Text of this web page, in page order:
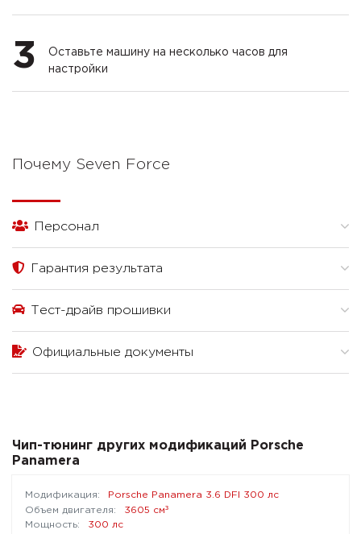
3
Оставьте машину на несколько часов для
настройки
Почему Seven Force
Персонал
Гарантия результата
Тест-драйв прошивки
Официальные документы
Чип-тюнинг других модификаций Porsche
Panamera
Porsche Panamera 3.6 DFI 300 лс
3605 см³
300 лс